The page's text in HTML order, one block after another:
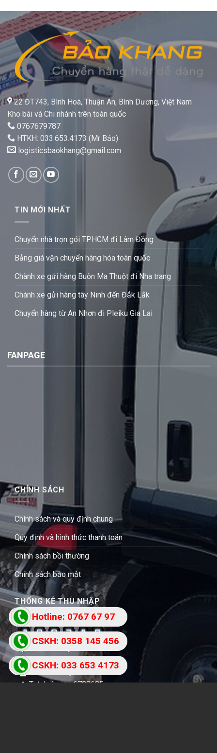
22 ĐT743, Bình Hoà, Thuận An, Bình Dương, Việt Nam
Kho bãi và Chi nhánh trên toàn quốc
0767679787
HTKH: 033.653.4173 (Mr Bảo)
logisticsbaokhang@gmail.com
TIN MỚI NHẤT
Chuyển nhà trọn gói TPHCM đi Lâm Đồng
Bảng giá vận chuyển hàng hóa toàn quốc
Chành xe gửi hàng Buôn Ma Thuột đi Nha trang
Chành xe gửi hàng tây Ninh đến Đắk Lắk
Chuyển hàng từ An Nhơn đi Pleiku Gia Lai
FANPAGE
CHÍNH SÁCH
Chính sách và quy định chung
Quy định và hình thức thanh toán
Chính sách bồi thường
Chính sách bảo mật
THỐNG KÊ THU NHẬP
Users Today : 291
Total Users : 800289
Views Today : 2675
Total views : 6788685
Hotline: 0767 67 97
87
CSKH: 033 653 4173
CSKH: 0358 145 456